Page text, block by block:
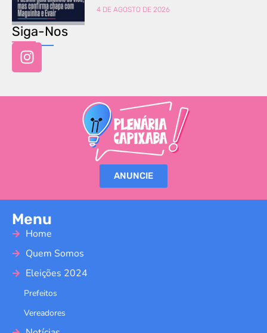
4 DE AGOSTO DE 2026
Siga-Nos
ANUNCIE
Menu
Home
Quem Somos
Eleições 2024
Prefeitos
Vereadores